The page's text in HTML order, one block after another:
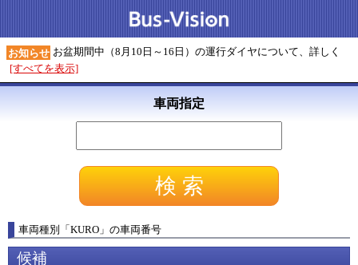
お知らせ お盆期間中（8月10日～16日）の運行ダイヤについて、詳しく
[すべてを表示]
車両指定
車両種別 「KURO 」 の車両番号
候補